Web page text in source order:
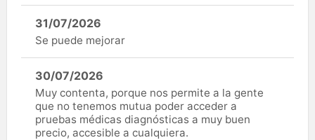
31/07/2026
Se puede mejorar
30/07/2026
Muy contenta, porque nos permite a la gente
que no tenemos mutua poder acceder a
pruebas médicas diagnósticas a muy buen
precio, accesible a cualquiera.